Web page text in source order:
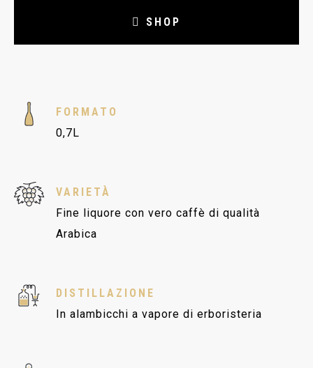
SHOP
FORMATO
0,7L
VARIETÀ
Fine liquore con vero caffè di qualità
Arabica
DISTILLAZIONE
In alambicchi a vapore di erboristeria